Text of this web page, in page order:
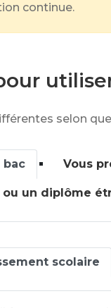
continue.
selon
bac Vous
ou un diplôme
scolaire